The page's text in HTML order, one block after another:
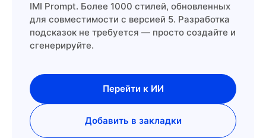
IMI Prompt. Более 1000 стилей, обновленных
для совместимости с версией 5. Разработка
подсказок не требуется — просто создайте и
сгенерируйте.
Перейти к ИИ
Добавить в закладки